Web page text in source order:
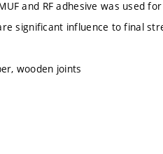
and RF adhesive was used
significant influence to final
wooden joints